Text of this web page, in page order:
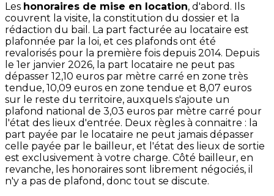
Les honoraires de mise en location, d'abord. Ils
couvrent la visite, la constitution du dossier et la
rédaction du bail. La part facturée au locataire est
plafonnée par la loi, et ces plafonds ont été
revalorisés pour la première fois depuis 2014. Depuis
le 1er janvier 2026, la part locataire ne peut pas
dépasser 12,10 euros par mètre carré en zone très
tendue, 10,09 euros en zone tendue et 8,07 euros
sur le reste du territoire, auxquels s'ajoute un
plafond national de 3,03 euros par mètre carré pour
l'état des lieux d'entrée. Deux règles à connaitre : la
part payée par le locataire ne peut jamais dépasser
celle payée par le bailleur, et l'état des lieux de sortie
est exclusivement à votre charge. Côté bailleur, en
revanche, les honoraires sont librement négociés, il
n'y a pas de plafond, donc tout se discute.